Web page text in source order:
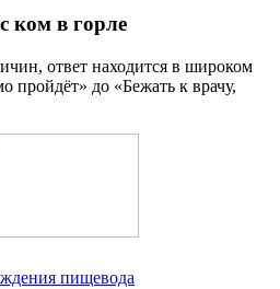
ком в горле
ответ находится в широком
пройдёт» до «Бежать к врачу,
пищевода